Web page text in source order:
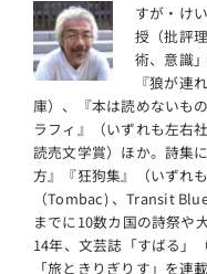
すが・け
授（批評
術、意識
『狼が連
庫）、『本は読めないも
ラフィ』（いずれも左右
読売文学賞）ほか。詩集
方』『狂狗集』（いずれ
（Tombac) 、Transit
までに10数カ国の詩祭や
14年、文芸誌「すばる」
「旅ときりぎりす」を連載